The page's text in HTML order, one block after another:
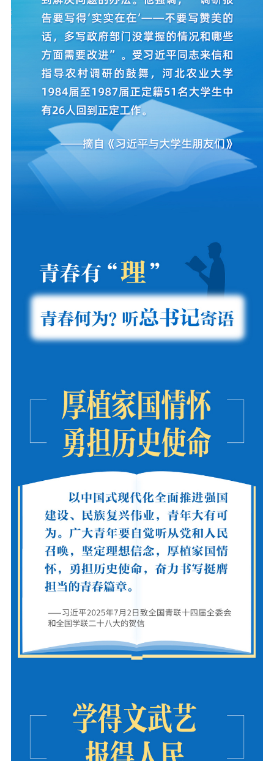
数据资源
公共服务
新时代公民素养
提升资源库
新闻出版
政务服务
作品著作权
登记服务
科研创新
服务管理平台
智库服务
管理平台
文艺创作
服务管理
文化产业
统计分析
数字出版
新闻发布工作备
案管理系统
电影
共建共享平台
政工继续教育学